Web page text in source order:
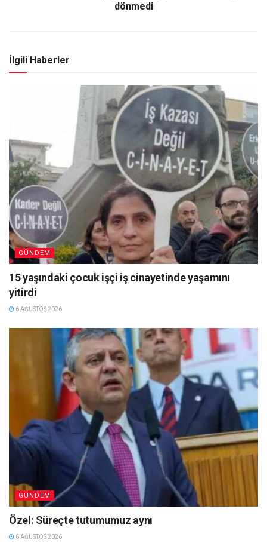
dönmedi
İlgili Haberler
GÜNDEM
15 yaşındaki çocuk işçi iş cinayetinde yaşamını
yitirdi
6 AĞUSTOS 2026
GÜNDEM
Özel: Süreçte tutumumuz aynı
6 AĞUSTOS 2026